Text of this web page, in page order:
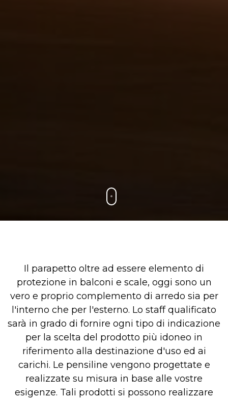
Il parapetto oltre ad essere elemento di
protezione in balconi e scale, oggi sono un
vero e proprio complemento di arredo sia per
l'interno che per l'esterno. Lo staff qualificato
sarà in grado di fornire ogni tipo di indicazione
per la scelta del prodotto più idoneo in
riferimento alla destinazione d'uso ed ai
carichi. Le pensiline vengono progettate e
realizzate su misura in base alle vostre
esigenze. Tali prodotti si possono realizzare